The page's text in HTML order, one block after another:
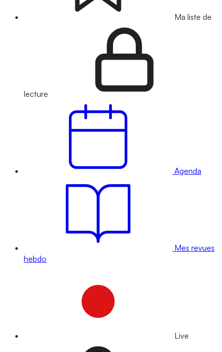
Ma liste de
lecture
Agenda
Mes revues
hebdo
Live